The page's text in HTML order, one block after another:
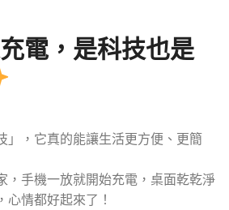
電，是科技也是
」，它真的能讓生活更方便、更簡
，手機一放就開始充電，桌面乾乾淨
情都好起來了！